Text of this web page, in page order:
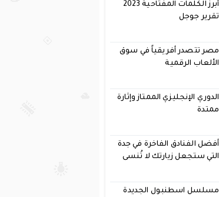
أبرز الكلمات المفتاحية 2023
تقرير جوجل
مصر تتصدر أفريقياً في سوق
الألعاب الرقمية
الدوري الإنجليزي الممتاز وإثارة
ممتدة
أفضل الفنادق الفاخرة في جدة
التي ستجعل زيارتك لا تُنسى
مسلسل اسطنبول الجديدة